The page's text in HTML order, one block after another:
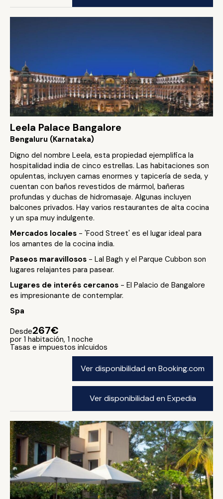
Leela Palace Bangalore
Bengaluru (Karnataka)
Digno del nombre Leela, esta propiedad ejemplifica la
hospitalidad india de cinco estrellas. Las habitaciones son
opulentas, incluyen camas enormes y tapicería de seda, y
cuentan con baños revestidos de mármol, bañeras
profundas y duchas de hidromasaje. Algunas incluyen
balcones privados. Hay varios restaurantes de alta cocina
y un spa muy indulgente.
Mercados locales - 'Food Street' es el lugar ideal para
los amantes de la cocina india.
Paseos maravillosos - Lal Bagh y el Parque Cubbon son
lugares relajantes para pasear.
Lugares de interés cercanos - El Palacio de Bangalore
es impresionante de contemplar.
Spa
Desde267€
por 1 habitación, 1 noche
Tasas e impuestos inlcuidos
Ver disponibilidad en Booking.com
Ver disponibilidad en Expedia